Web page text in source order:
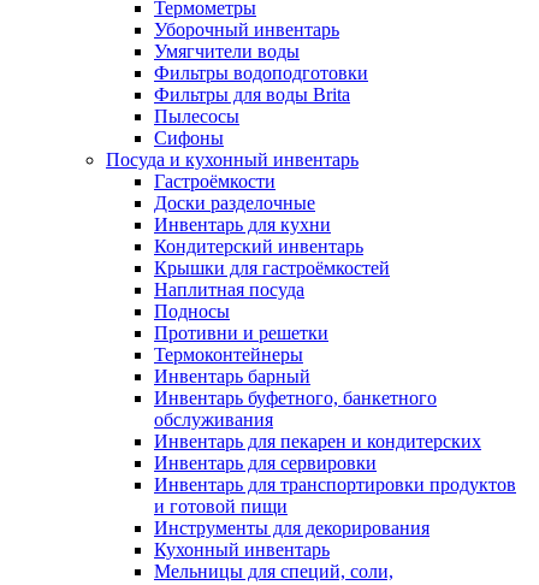
Термометры
Уборочный инвентарь
Умягчители воды
Фильтры водоподготовки
Фильтры для воды Brita
Пылесосы
Сифоны
Посуда и кухонный инвентарь
Гастроёмкости
Доски разделочные
Инвентарь для кухни
Кондитерский инвентарь
Крышки для гастроёмкостей
Наплитная посуда
Подносы
Противни и решетки
Термоконтейнеры
Инвентарь барный
Инвентарь буфетного, банкетного
обслуживания
Инвентарь для пекарен и кондитерских
Инвентарь для сервировки
Инвентарь для транспортировки продуктов
и готовой пищи
Инструменты для декорирования
Кухонный инвентарь
Мельницы для специй, соли,